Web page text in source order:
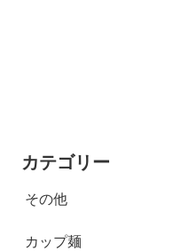
カテゴリー
その他
カップ麺